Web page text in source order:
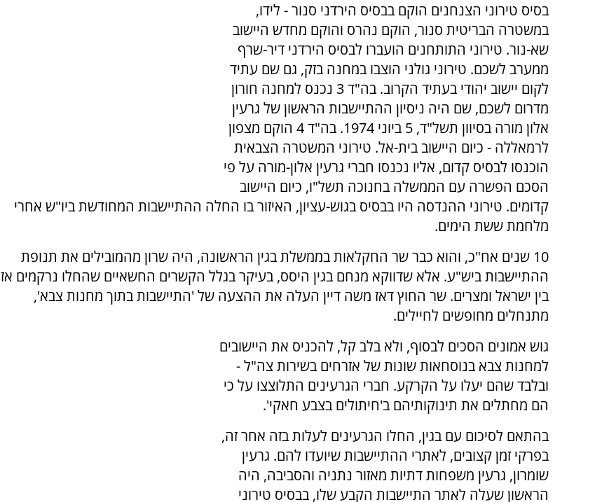
בסיס טירוני הצנחנים הוקם בבסיס הירדני סנור - לידו,
במשטרה הבריטית סנור, הוקם נהרס והוקם מחדש היישוב
שא-נור. טירוני התותחנים הועברו לבסיס הירדני דיר-שרף
ממערב לשכם. טירוני גולני הוצבו במחנה בזק, גם שם עתיד
לקום יישוב יהודי בעתיד הקרוב. בה"ד 3 נכנס למחנה חורון
מדרום לשכם, שם היה ניסיון ההתיישבות הראשון של גרעין
אלון מורה בסיוון תשל"ד, 5 ביוני 1974. בה"ד 4 הוקם מצפון
לרמאללה - כיום היישוב בית-אל. טירוני המשטרה הצבאית
הוכנסו לבסיס קדום, אליו נכנסו חברי גרעין אלון-מורה על פי
הסכם הפשרה עם הממשלה בחנוכה תשל"ו, כיום היישוב
קדומים. טירוני ההנדסה היו בבסיס בגוש-עציון, האיזור בו החלה ההתיישבות המחודשת ביו"ש אחרי
מלחמת ששת הימים.
10 שנים אח"כ, והוא כבר שר החקלאות בממשלת בגין הראשונה, היה שרון מהמובילים את תנופת
ההתיישבות ביש"ע. אלא שדווקא מנחם בגין היסס, בעיקר בגלל הקשרים החשאיים שהחלו נרקמים אז
בין ישראל ומצרים. שר החוץ דאז משה דיין העלה את ההצעה של 'התיישבות בתוך מחנות צבא',
מתנחלים מחופשים לחיילים.
גוש אמונים הסכים לבסוף, ולא בלב קל, להכניס את היישובים
למחנות צבא בנוסחאות שונות של אזרחים בשירות צה"ל -
ובלבד שהם יעלו על הקרקע. חברי הגרעינים התלוצצו על כי
הם מחתלים את תינוקותיהם ב'חיתולים בצבע חאקי'.
בהתאם לסיכום עם בגין, החלו הגרעינים לעלות בזה אחר זה,
בפרקי זמן קצובים, לאתרי ההתיישבות שיועדו להם. גרעין
שומרון, גרעין משפחות דתיות מאזור נתניה והסביבה, היה
הראשון שעלה לאתר התיישבות הקבע שלו, בבסיס טירוני